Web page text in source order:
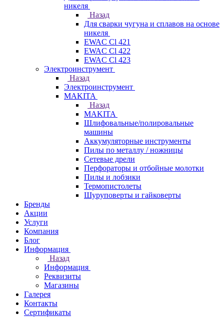
никеля
Назад
Для сварки чугуна и сплавов на основе
никеля
EWAC Cl 421
EWAC Cl 422
EWAC Cl 423
Электроинструмент
Назад
Электроинструмент
МAKITA
Назад
МAKITA
Шлифовальные/полировальные
машины
Аккумуляторные инструменты
Пилы по металлу / ножницы
Сетевые дрели
Перфораторы и отбойные молотки
Пилы и лобзики
Термопистолеты
Шуруповерты и гайковерты
Бренды
Акции
Услуги
Компания
Блог
Информация
Назад
Информация
Реквизиты
Магазины
Галерея
Контакты
Сертификаты